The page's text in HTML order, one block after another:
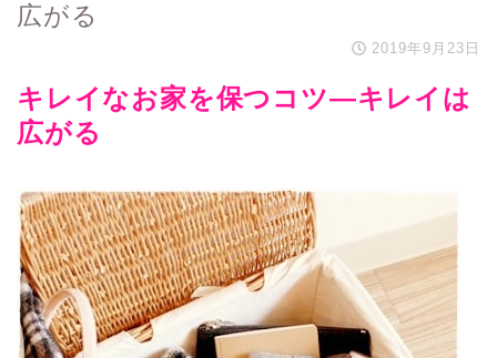
広がる
2019年9月23日
キレイなお家を保つコツ―キレイは
広がる